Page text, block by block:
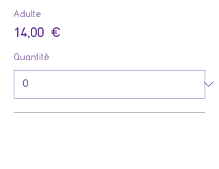
Adulte
14,00 €
Quantité